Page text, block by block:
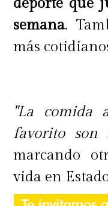
semana.
más
"La comida
favorito son
marcando
vida en